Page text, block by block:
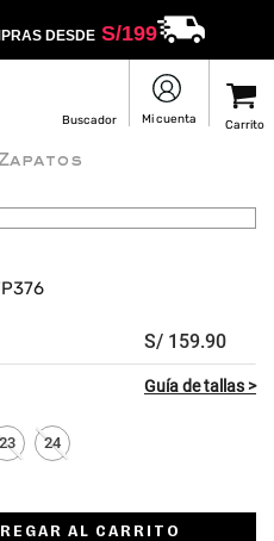
DESDES/199
S/ 159.90
23 24
AL CARRITO